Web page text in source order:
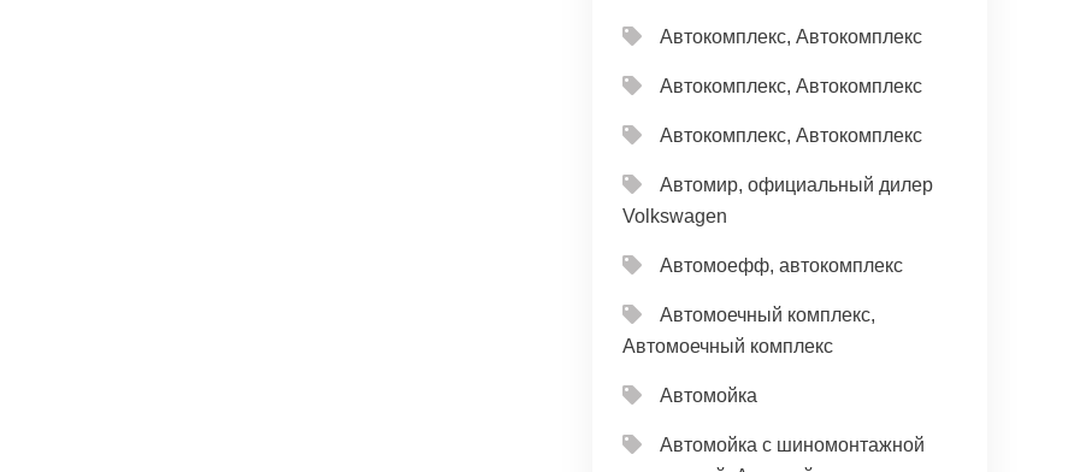
Автокомплекс, Автокомплекс
Автокомплекс, Автокомплекс
Автокомплекс, Автокомплекс
Автомир, официальный дилер
Volkswagen
Автомоефф, автокомплекс
Автомоечный комплекс,
Автомоечный комплекс
Автомойка
Автомойка с шиномонтажной